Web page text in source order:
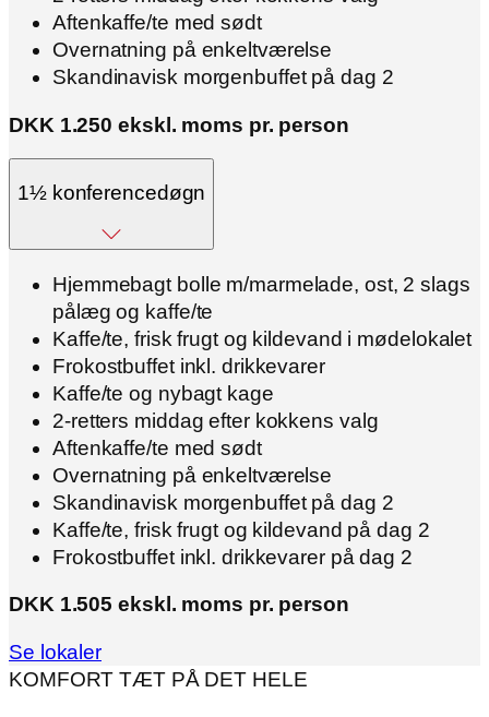
Aftenkaffe/te med sødt
Overnatning på enkeltværelse
Skandinavisk morgenbuffet på dag 2
DKK 1.250 ekskl. moms pr. person
1½ konferencedøgn
Hjemmebagt bolle m/marmelade, ost, 2 slags
pålæg og kaffe/te
Kaffe/te, frisk frugt og kildevand i mødelokalet
Frokostbuffet inkl. drikkevarer
Kaffe/te og nybagt kage
2-retters middag efter kokkens valg
Aftenkaffe/te med sødt
Overnatning på enkeltværelse
Skandinavisk morgenbuffet på dag 2
Kaffe/te, frisk frugt og kildevand på dag 2
Frokostbuffet inkl. drikkevarer på dag 2
DKK 1.505 ekskl. moms pr. person
Se lokaler
KOMFORT TÆT PÅ DET HELE